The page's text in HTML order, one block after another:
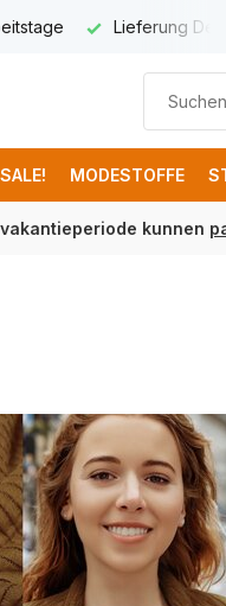
€ 8,95
SALE! MODESTOFFE
vakantieperiode kunnen